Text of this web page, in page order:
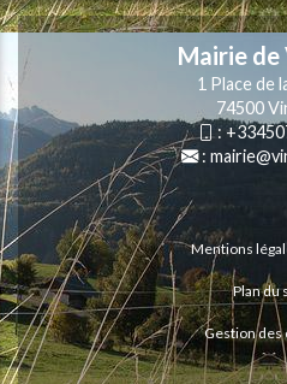
Mairie de
1 Place de
74500
:
:
Mentions
Plan du
Gestion des